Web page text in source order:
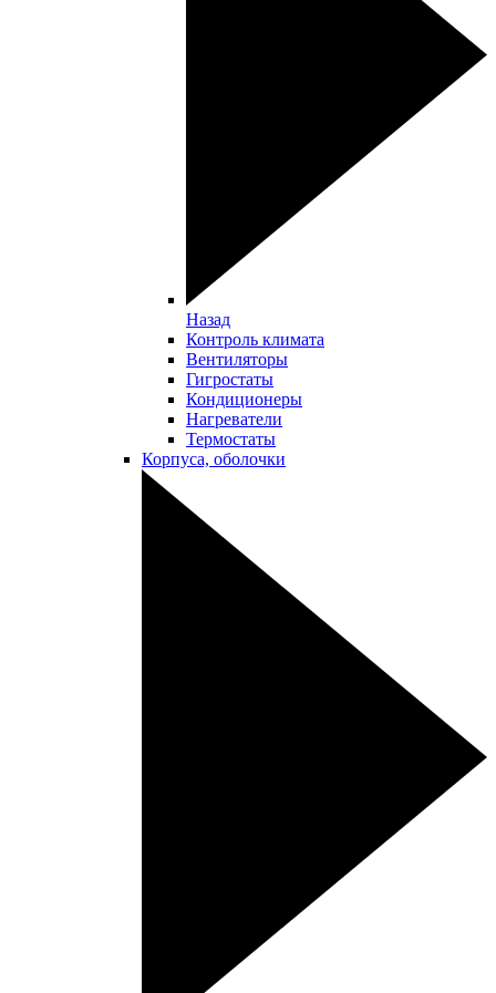
Назад
Контроль климата
Вентиляторы
Гигростаты
Кондиционеры
Нагреватели
Термостаты
Корпуса, оболочки